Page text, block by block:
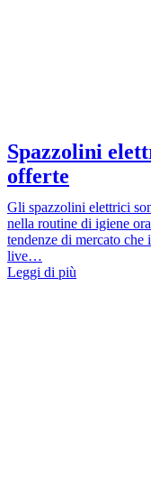
Spazzolini
offerte
Gli spazzolini elettrici
nella routine di igiene
tendenze di mercato che
live…
Leggi di più